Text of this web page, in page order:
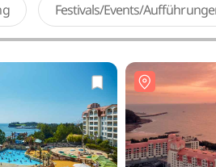
Festivals/Events/